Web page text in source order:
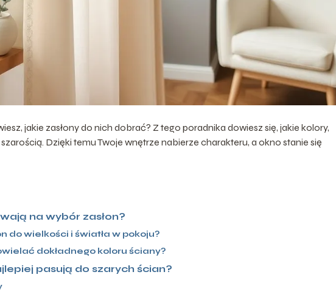
jakie zasłony do nich dobrać? Z tego poradnika dowiesz się, jakie kolory,
Dzięki temu Twoje wnętrze nabierze charakteru, a okno stanie się
na wybór zasłon?
do wielkości i światła w pokoju?
dokładnego koloru ściany?
pasują do szarych ścian?